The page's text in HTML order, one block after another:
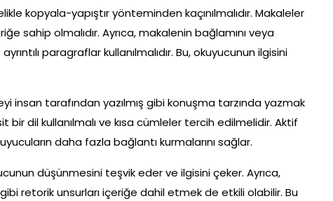
kopyala-yapıştır yönteminden kaçınılmalıdır. Makaleler
sahip olmalıdır. Ayrıca, makalenin bağlamını veya
paragraflar kullanılmalıdır. Bu, okuyucunun ilgisini
insan tarafından yazılmış gibi konuşma tarzında yazmak
bir dil kullanılmalı ve kısa cümleler tercih edilmelidir. Aktif
daha fazla bağlantı kurmalarını sağlar.
düşünmesini teşvik eder ve ilgisini çeker. Ayrıca,
retorik unsurları içeriğe dahil etmek de etkili olabilir. Bu